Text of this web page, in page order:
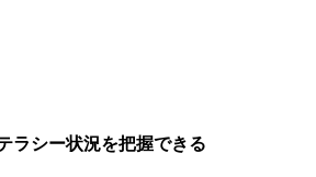
ラシー状況を把握できる